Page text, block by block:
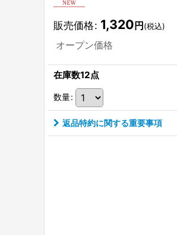
販売価格: 1,320 円 (税込)
オープン価格
在庫数12点
数量:
返品特約に関する重要事項